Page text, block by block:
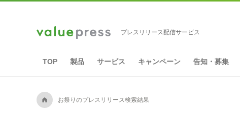
プレスリリース配信サービス
TOP 製品 サービス キャンペーン 告知・募集
A お祭りのプレスリリース検索結果